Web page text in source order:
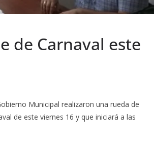
de Carnaval este
Municipal realizaron una rueda de
de este viernes 16 y que iniciará a las